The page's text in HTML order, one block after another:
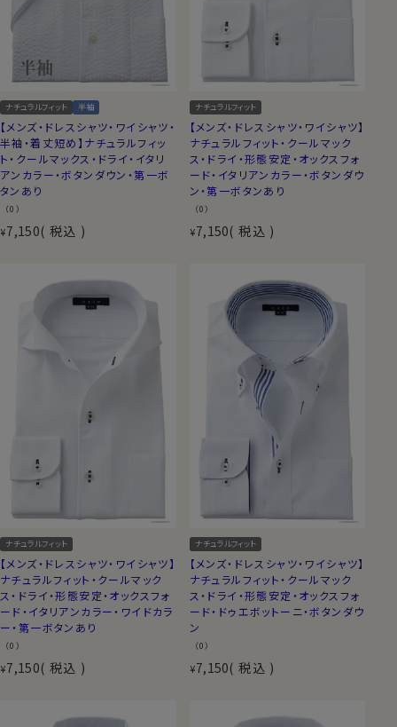
ナチュラルフィット 半袖
【メンズ・ドレスシャツ・ワイシャツ・
半袖・着丈短め】ナチュラルフィッ
ト・クールマックス・ドライ・イタリ
アンカラー・ボタンダウン・第一ボ
タンあり
（0）
¥7,150 税込
ナチュラルフィット
【メンズ・ドレスシャツ・ワイシャツ】
ナチュラルフィット・クールマック
ス・ドライ・形態安定・オックスフォ
ード・イタリアンカラー・ボタンダウ
ン・第一ボタンあり
（0）
¥7,150 税込
ナチュラルフィット
【メンズ・ドレスシャツ・ワイシャツ】
ナチュラルフィット・クールマック
ス・ドライ・形態安定・オックスフォ
ード・イタリアンカラー・ワイドカラ
ー・第一ボタンあり
（0）
¥7,150 税込
ナチュラルフィット
【メンズ・ドレスシャツ・ワイシャツ】
ナチュラルフィット・クールマック
ス・ドライ・形態安定・オックスフォ
ード・ドゥエボットーニ・ボタンダウ
ン
（0）
¥7,150 税込